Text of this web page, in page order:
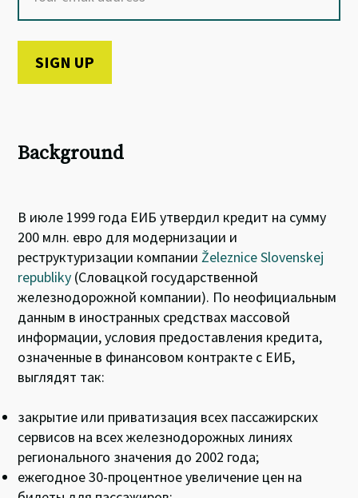
Background
В июле 1999 года ЕИБ утвердил кредит на сумму
200 млн. евро для модернизации и
реструктуризации компанииŽeleznice Slovenskej
republiky (Словацкой государственной
железнодорожной компании). По неофициальным
данным в иностранных средствах массовой
информации, условия предоставления кредита,
означенные в финансовом контракте с ЕИБ,
выглядят так:
закрытие или приватизация всех пассажирских
сервисов на всех железнодорожных линиях
регионального значения до 2002 года;
ежегодное 30-процентное увеличение цен на